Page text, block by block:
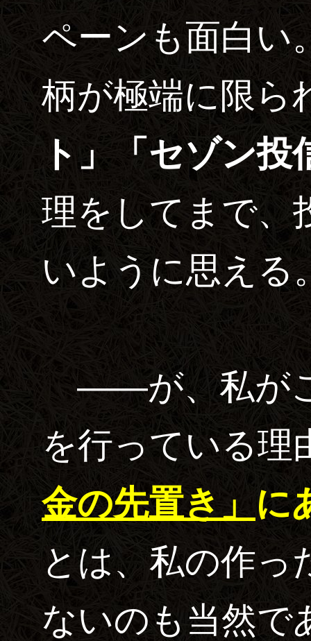
ペーンも面白い
柄が極端に限ら
ト」「セゾン投
理をしてまで、
いように思える
――が、私が
を行っている理
金の先置き」 に
とは、私の作っ
ないのも当然で